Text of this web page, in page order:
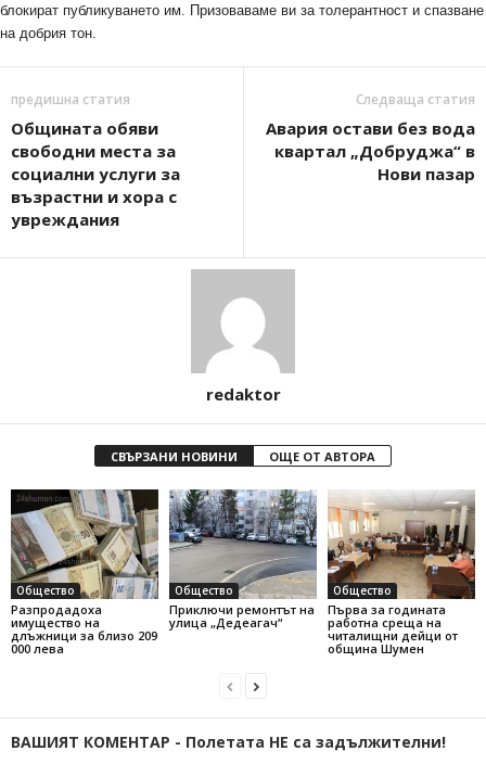
блокират публикуването им. Призоваваме ви за толерантност и спазване
на добрия тон.
предишна статия
Общината обяви
свободни места за
социални услуги за
възрастни и хора с
увреждания
Следваща статия
Авария остави без вода
квартал „Добруджа“ в
Нови пазар
redaktor
СВЪРЗАНИ НОВИНИ ОЩЕ ОТ АВТОРА
Общество
Разпродадоха
имущество на
длъжници за близо 209
000 лева
Общество
Приключи ремонтът на
улица „Дедеагач“
Общество
Първа за годината
работна среща на
читалищни дейци от
община Шумен
ВАШИЯТ КОМЕНТАР - Полетата НЕ са задължителни!